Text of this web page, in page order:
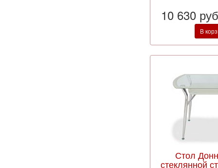
10 630
В
Стол
стеклянной